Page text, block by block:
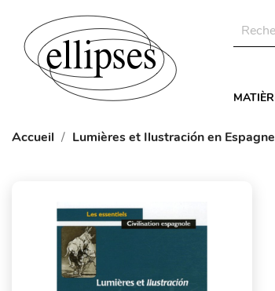
Accueil Lumières et Ilustración en